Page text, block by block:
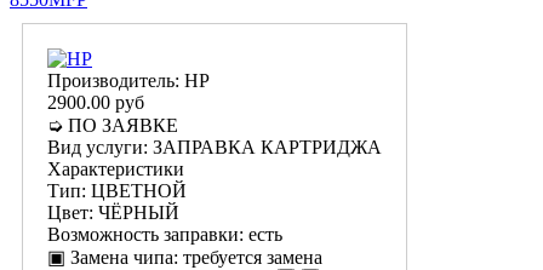
Производитель: HP
2900.00 руб
➭ ПО ЗАЯВКЕ
Вид услуги: ЗАПРАВКА КАРТРИДЖА
Характеристики
Тип: ЦВЕТНОЙ
Цвет: ЧЁРНЫЙ
Возможность заправки: есть
▣ Замена чипа: требуется замена